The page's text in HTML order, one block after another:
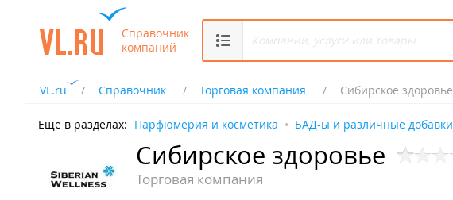
Справочник
компаний
VL.ru Справочник Торговая компания Сибирское здоровье
Ещё в разделах: Парфюмерия и косметика БАД-ы и различные добавки
Сибирское здоровье
Торговая компания